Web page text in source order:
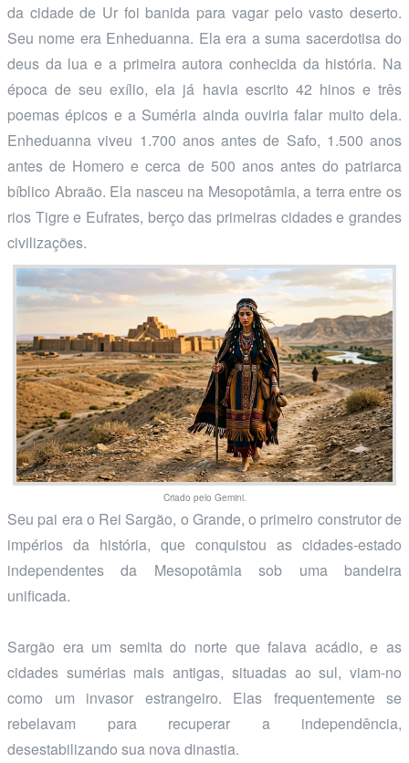
da cidade de Ur foi banida para vagar pelo vasto deserto.
Seu nome era Enheduanna. Ela era a suma sacerdotisa do
deus da lua e a primeira autora conhecida da história. Na
época de seu exílio, ela já havia escrito 42 hinos e três
poemas épicos e a Suméria ainda ouviria falar muito dela.
Enheduanna viveu 1.700 anos antes de Safo, 1.500 anos
antes de Homero e cerca de 500 anos antes do patriarca
bíblico Abraão. Ela nasceu na Mesopotâmia, a terra entre os
rios Tigre e Eufrates, berço das primeiras cidades e grandes
civilizações.
Criado pelo Gemini.
Seu pai era o Rei Sargão, o Grande, o primeiro construtor de
impérios da história, que conquistou as cidades-estado
independentes da Mesopotâmia sob uma bandeira
unificada.
Sargão era um semita do norte que falava acádio, e as
cidades sumérias mais antigas, situadas ao sul, viam-no
como um invasor estrangeiro. Elas frequentemente se
rebelavam para recuperar a independência,
desestabilizando sua nova dinastia.